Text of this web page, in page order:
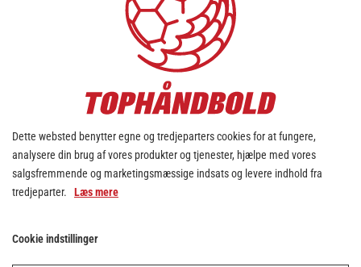
Dette websted benytter egne og tredjeparters cookies for at fungere,
analysere din brug af vores produkter og tjenester, hjælpe med vores
salgsfremmende og marketingsmæssige indsats og levere indhold fra
tredjeparter. Læs mere
Cookie indstillinger